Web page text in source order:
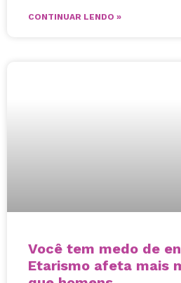
CONTINUAR LENDO »
Você tem medo de
Etarismo afeta mais